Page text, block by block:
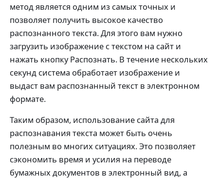
метод является одним из самых точных и
позволяет получить высокое качество
распознанного текста. Для этого вам нужно
загрузить изображение с текстом на сайт и
нажать кнопку Распознать. В течение нескольких
секунд система обработает изображение и
выдаст вам распознанный текст в электронном
формате.
Таким образом, использование сайта для
распознавания текста может быть очень
полезным во многих ситуациях. Это позволяет
сэкономить время и усилия на переводе
бумажных документов в электронный вид, а